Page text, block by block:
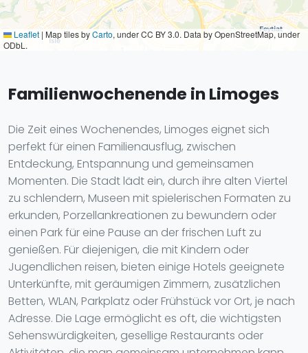
Leaflet | Map tiles byCarto, under CC BY 3.0. Data by OpenStreetMap, under
ODbL.
Familienwochenende in Limoges
Die Zeit eines Wochenendes, Limoges eignet sich
perfekt für einen Familienausflug, zwischen
Entdeckung, Entspannung und gemeinsamen
Momenten. Die Stadt lädt ein, durch ihre alten Viertel
zu schlendern, Museen mit spielerischen Formaten zu
erkunden, Porzellankreationen zu bewundern oder
einen Park für eine Pause an der frischen Luft zu
genießen. Für diejenigen, die mit Kindern oder
Jugendlichen reisen, bieten einige Hotels geeignete
Unterkünfte, mit geräumigen Zimmern, zusätzlichen
Betten, WLAN, Parkplatz oder Frühstück vor Ort, je nach
Adresse. Die Lage ermöglicht es oft, die wichtigsten
Sehenswürdigkeiten, gesellige Restaurants oder